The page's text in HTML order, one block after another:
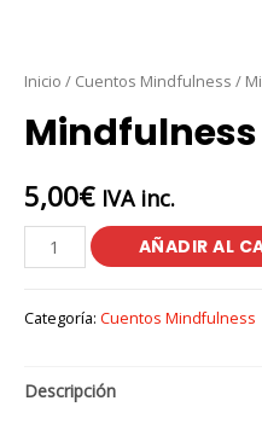
Inicio / Cuentos Mindfulness /
5,00€ IVA inc.
Mindfulness
"Pintín"
AÑADIR AL
Categoría: Cuentos Mindfulness
Descripción